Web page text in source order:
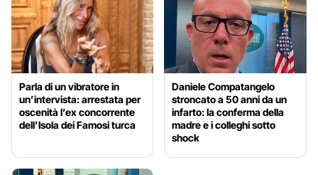
Parla di un vibratore in
un’intervista: arrestata per
oscenità l’ex concorrente
dell’Isola dei Famosi turca
Daniele Compatangelo
stroncato a 50 anni da un
infarto: la conferma della
madre e i colleghi sotto
shock